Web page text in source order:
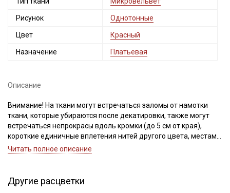
Рисунок Однотонные
Цвет Красный
Назначение Платьевая
Описание
Внимание! На ткани могут встречаться заломы от намотки
ткани, которые убираются после декатировки, также могут
встречаться непрокрасы вдоль кромки (до 5 см от края),
короткие единичные вплетения нитей другого цвета, местами
тон у кромки может быть темнее, ширина ткани ±2см.
Микровельвет - плотный, мягкий, приятный на ощупь
материал с бархатистой поверхностью. Лицевая сторона
Читать полное описание
Другие расцветки